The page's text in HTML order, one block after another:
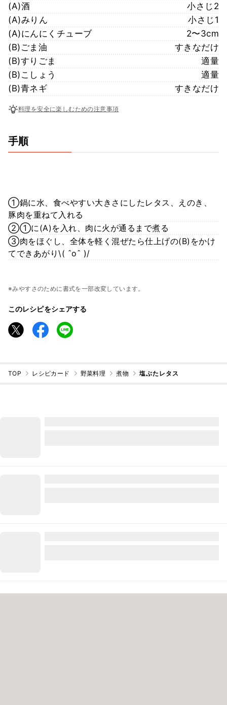
(A)酒
小さじ2
(A)みりん
小さじ1
(A)にんにくチューブ
2〜3cm
(B)ごま油
すきなだけ
(B)すりごま
適量
(B)こしょう
適量
(B)青ネギ
すきなだけ
料理を安全に楽しむための注意事項
手順
①鍋に水、食べやすい大きさにしたレタス、えのき、
豚肉を重ねて入れる
②①に(A)を入れ、肉に火が通るまで煮る
③肉をほぐし、全体を軽く混ぜたら仕上げの(B)をかけ
てできあがり\( ˆoˆ )/
※みやすさのために書式を一部改変しています。
このレシピをシェアする
TOP レシピカード 野菜料理 煮物 塩ぶたレタス